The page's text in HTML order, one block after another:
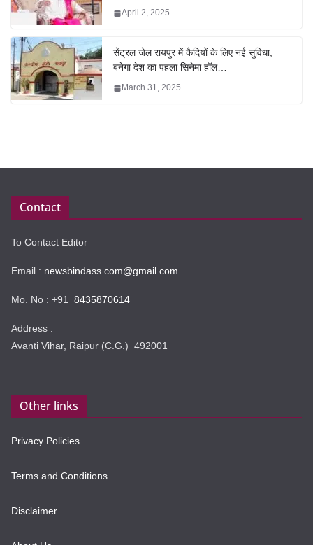
April 2, 2025
सेंट्रल जेल रायपुर में कैदियों के लिए नई सुविधा,
बनेगा देश का पहला सिनेमा हॉल…
March 31, 2025
Contact
To Contact Editor
Email : newsbindass.com@gmail.com
Mo. No : +91 8435870614
Address :
Avanti Vihar, Raipur (C.G.) 492001
Other links
Privacy Policies
Terms and Conditions
Disclaimer